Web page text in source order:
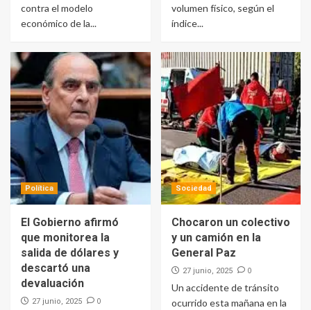
contra el modelo
económico de la...
volumen físico, según el
índice...
Política
El Gobierno afirmó
que monitorea la
salida de dólares y
descartó una
devaluación
27 junio, 2025 0
Sociedad
Chocaron un colectivo
y un camión en la
General Paz
27 junio, 2025 0
Un accidente de tránsito
ocurrido esta mañana en la